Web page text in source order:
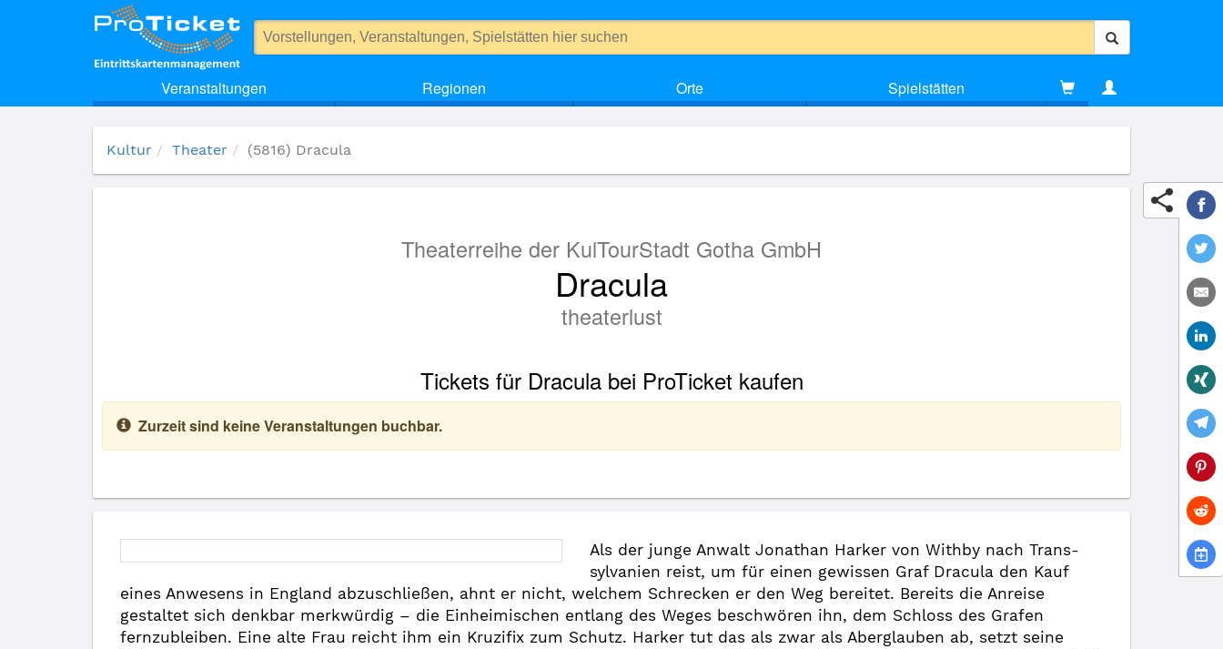
Veranstaltungen Regionen Orte Spielstätten
Kultur Theater (5816) Dracula
Theaterreihe der KulTourStadt Gotha GmbH
Dracula
theaterlust
Tickets für Dracula bei ProTicket kaufen
Zurzeit sind keine Veranstaltungen buchbar.
Als der junge Anwalt Jonathan Harker von Withby nach Trans-
sylvanien reist, um für einen gewissen Graf Dracula den Kauf
eines Anwesens in England abzuschließen, ahnt er nicht, welchem Schrecken er den Weg bereitet. Bereits die Anreise
gestaltet sich denkbar merkwürdig – die Einheimischen entlang des Weges beschwören ihn, dem Schloss des Grafen
fernzubleiben. Eine alte Frau reicht ihm ein Kruzifix zum Schutz. Harker tut das als zwar als Aberglauben ab, setzt seine